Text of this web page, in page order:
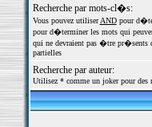
Recherche par mots-cl�s:
Vous pouvez utiliserANDpour
pour d�terminer les mots qui
qui ne devraient pas �tre pr�sents
partielles
Recherche par auteur:
Utilisez * comme un joker pour des